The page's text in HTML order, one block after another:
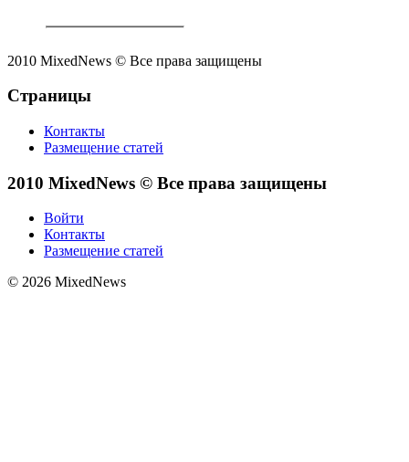
2010 MixedNews © Все права защищены
Страницы
Контакты
Размещение статей
2010 MixedNews © Все права защищены
Войти
Контакты
Размещение статей
© 2026 MixedNews